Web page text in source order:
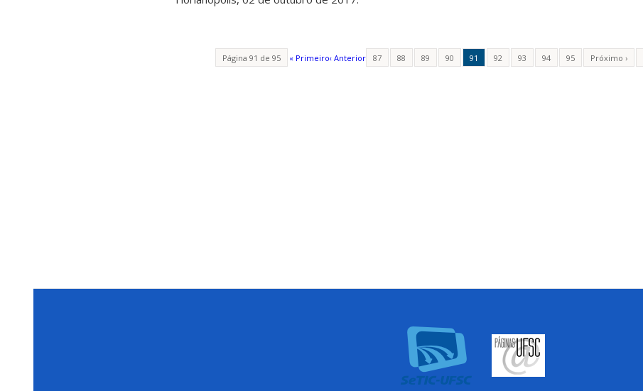
Página 91 de 95 « Primeiro‹ Anterior 87 88 89 90 91 92 93 94 95 Próximo ›